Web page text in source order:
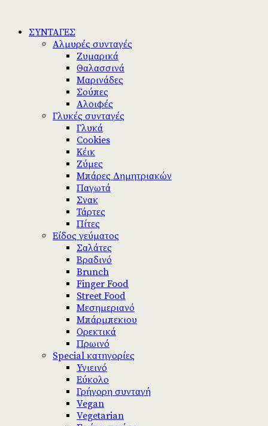
ΣΥΝΤΑΓΕΣ
Αλμυρές συνταγές
Ζυμαρικά
Θαλασσινά
Μαρινάδες
Σούπες
Αλοιφές
Γλυκές συνταγές
Γλυκά
Cookies
Κέικ
Ζύμες
Μπάρες Δημητριακών
Παγωτά
Σνακ
Τάρτες
Πίτες
Είδος γεύματος
Σαλάτες
Βραδινό
Brunch
Finger Food
Street Food
Μεσημεριανό
Μπάρμπεκιου
Ορεκτικά
Πρωινό
Special κατηγορίες
Υγιεινό
Εύκολο
Γρήγορη συνταγή
Vegan
Vegetarian